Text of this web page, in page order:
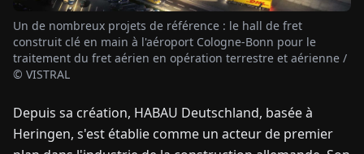
FRESIT NL HU
CONTACTEZ-
Un de nombreux projets de référence : le hall de fret
construit clé en main à l'aéroport Cologne-Bonn pour le
traitement du fret aérien en opération terrestre et aérienne /
© VISTRAL
Depuis sa création, HABAU Deutschland, basée à
Heringen, s'est établie comme un acteur de premier